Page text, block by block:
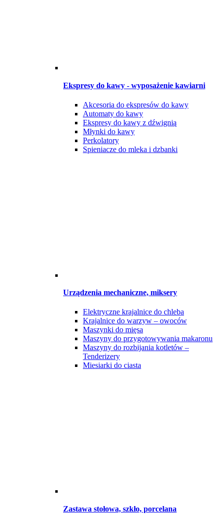
Ekspresy do kawy - wyposażenie kawiarni
Akcesoria do ekspresów do kawy
Automaty do kawy
Ekspresy do kawy z dźwignią
Młynki do kawy
Perkolatory
Spieniacze do mleka i dzbanki
Urządzenia mechaniczne, miksery
Elektryczne krajalnice do chleba
Krajalnice do warzyw – owoców
Maszynki do mięsa
Maszyny do przygotowywania makaronu
Maszyny do rozbijania kotletów –
Tenderizery
Miesiarki do ciasta
Zastawa stołowa, szkło, porcelana